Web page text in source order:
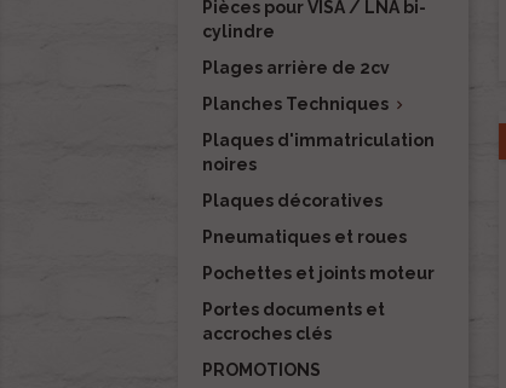
Pièces pour VISA / LNA bi-
cylindre
Plages arrière de 2cv
Planches Techniques 
Plaques d'immatriculation
noires
Plaques décoratives
Pneumatiques et roues
Pochettes et joints moteur
Portes documents et
accroches clés
PROMOTIONS